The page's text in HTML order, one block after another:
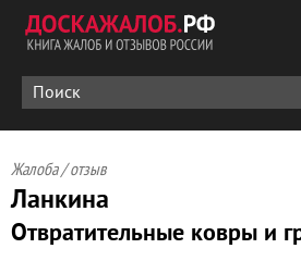
Жалоба / отзыв
Ланкина
Отвратительные ковры и